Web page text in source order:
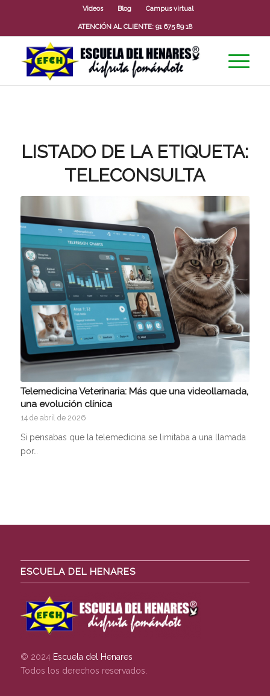
Videos Blog Campus virtual
ATENCIÓN AL CLIENTE: 91 675 89 18
LISTADO DE LA ETIQUETA:
TELECONSULTA
Telemedicina Veterinaria: Más que una videollamada,
una evolución clínica
14 de abril de 2026
Si pensabas que la telemedicina se limitaba a una llamada
por…
ESCUELA DEL HENARES
© 2024 Escuela del Henares
Todos los derechos reservados.